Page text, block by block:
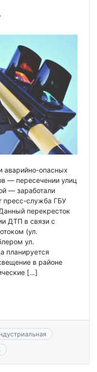
опасных
— пересечении улиц
— заработали
пресс-служба ГБУ
перекресток
ДТП в связи с
(ул.
ул.
планируется
в районе
[…]